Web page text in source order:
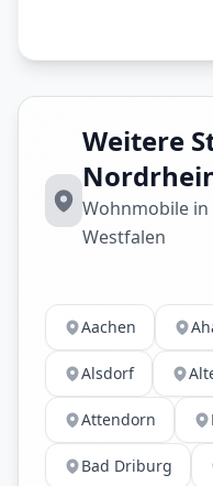
Weitere
Wohnmobile
Westfalen
Aachen
Alsdorf
Attendorn
Bad Driburg